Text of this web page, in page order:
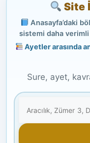
Site
Anasayfa’daki
sistemi daha verimli
Ayetler arasında
Sure, ayet,